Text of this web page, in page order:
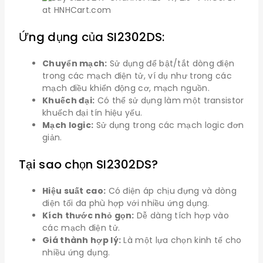
Ứng dụng của SI2302DS:
Chuyển mạch: Sử dụng để bật/tắt dòng điện
trong các mạch điện tử, ví dụ như trong các
mạch điều khiển động cơ, mạch nguồn.
Khuếch đại: Có thể sử dụng làm một transistor
khuếch đại tín hiệu yếu.
Mạch logic: Sử dụng trong các mạch logic đơn
giản.
Tại sao chọn SI2302DS?
Hiệu suất cao: Có điện áp chịu đựng và dòng
điện tối đa phù hợp với nhiều ứng dụng.
Kích thước nhỏ gọn: Dễ dàng tích hợp vào
các mạch điện tử.
Giá thành hợp lý: Là một lựa chọn kinh tế cho
nhiều ứng dụng.